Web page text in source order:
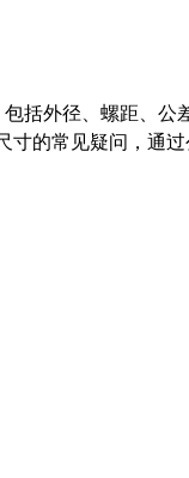
括外径、螺距、公
寸的常见疑问，通